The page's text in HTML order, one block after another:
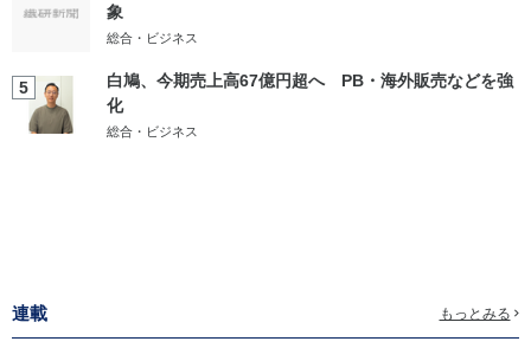
象
総合・ビジネス
5
白鳩、今期売上高67億円超へ PB・海外販売などを強
化
総合・ビジネス
連載 もっとみる